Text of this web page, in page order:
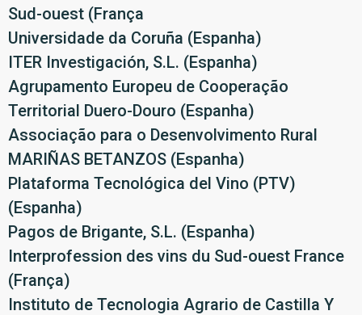
Sud-ouest (França
Universidade da Coruña (Espanha)
ITER Investigación, S.L. (Espanha)
Agrupamento Europeu de Cooperação
Territorial Duero-Douro (Espanha)
Associação para o Desenvolvimento Rural
MARIÑAS BETANZOS (Espanha)
Plataforma Tecnológica del Vino (PTV)
(Espanha)
Pagos de Brigante, S.L. (Espanha)
Interprofession des vins du Sud-ouest France
(França)
Instituto de Tecnologia Agrario de Castilla Y